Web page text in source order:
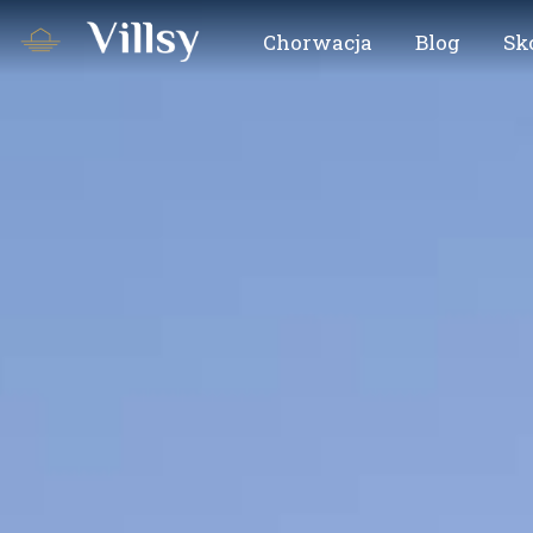
Chorwacja Blog